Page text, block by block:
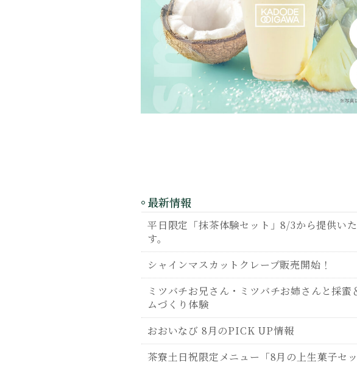
最新情報
平日限定「抹茶体験セット」8/3から提供い
す。
シャインマスカットクレープ販売開始！
ミツバチお兄さん・ミツバチお姉さんと採蜜
ムづくり体験
おおいなび 8月のPICK UP情報
茶寮土日祝限定メニュー「8月の上生菓子セッ